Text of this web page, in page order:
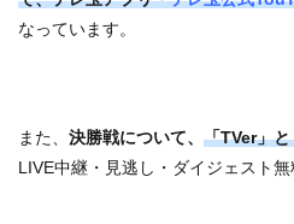
なっています。
また、 決勝戦について、 「TVer」
LIVE中継・見逃し・ダイジェスト